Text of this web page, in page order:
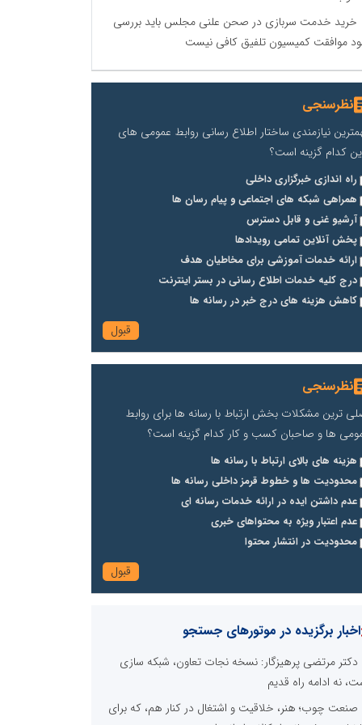
خرید خدمت سربازی در صحن علنی مجلس باید بررسی
موافقت کمیسیون تلفیق کافی نیست
نظرسنجی
نیازمندی ساختار اطلاع رسانی روابط عمومی های
کدام گزینه است؟
راه اندازی خبرگزاری داخلی
همراهی شبکه های اجتماعی و پیام رسان ها
آرشیو غنی و قابل دسترس
پخش آنلاین تمامی رویدادها
ارائه خدمات آموزشی برای مخاطیان هدف
درج کلیه خدمات اطلاع رسانی در بستر اینترنت
کاهش هزینه های درج خبر در رسانه ها
نظرسنجی
ترین مشکلات بخش ارتباط با رسانه ها برای روابط
ها و صاحبان کسب و کار کدام گزینه است؟
هزینه های بالای ارتباط با رسانه ها
محدودیت ها و خطوط قرمز داخلی رسانه ها
عدم داشتن ایده در ارائه خدمات رسانه ای
عدم اعتبار ویژه به محتواهای خبری
محدودیت در انتشار محتوا
اخبار برگزیده در موتورهای جستجو
دکتر مرتضی پرهیزگار: نسخه نجات تعاون، شبکه سازی
نه ادامه راه قدیم
صنعت چوب؛ هنر، خلاقیت و اشتغال در کنار هم، که برای